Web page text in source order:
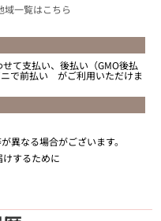
域一覧はこちら
て支払い、後払い（GMO後払
で前払い がご利用いただけま
異なる場合がございます。
するために